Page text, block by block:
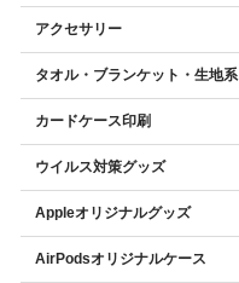
アクセサリー
タオル・ブランケット・生地系
カードケース印刷
ウイルス対策グッズ
Appleオリジナルグッズ
AirPodsオリジナルケース